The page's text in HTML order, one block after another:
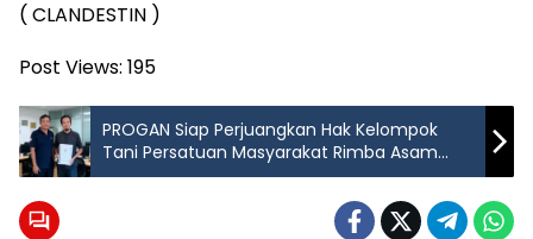
( CLANDESTIN )
Post Views: 195
PROGAN Siap Perjuangkan Hak Kelompok
Tani Persatuan Masyarakat Rimba Asam
Terkait Persoalan Lahan